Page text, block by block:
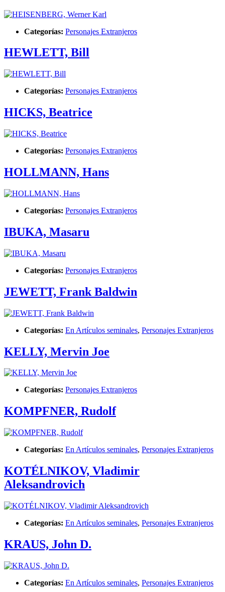
Categorías: Personajes Extranjeros
HEWLETT, Bill
Categorías: Personajes Extranjeros
HICKS, Beatrice
Categorías: Personajes Extranjeros
HOLLMANN, Hans
Categorías: Personajes Extranjeros
IBUKA, Masaru
Categorías: Personajes Extranjeros
JEWETT, Frank Baldwin
Categorías: En Artículos seminales, Personajes Extranjeros
KELLY, Mervin Joe
Categorías: Personajes Extranjeros
KOMPFNER, Rudolf
Categorías: En Artículos seminales, Personajes Extranjeros
KOTÉLNIKOV, Vladimir
Aleksandrovich
Categorías: En Artículos seminales, Personajes Extranjeros
KRAUS, John D.
Categorías: En Artículos seminales, Personajes Extranjeros